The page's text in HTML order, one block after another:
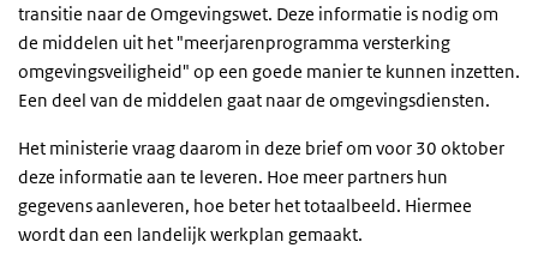
transitie naar de Omgevingswet. Deze informatie is nodig om
de middelen uit het "meerjarenprogramma versterking
omgevingsveiligheid" op een goede manier te kunnen inzetten.
Een deel van de middelen gaat naar de omgevingsdiensten.
Het ministerie vraag daarom in deze brief om voor 30 oktober
deze informatie aan te leveren. Hoe meer partners hun
gegevens aanleveren, hoe beter het totaalbeeld. Hiermee
wordt dan een landelijk werkplan gemaakt.